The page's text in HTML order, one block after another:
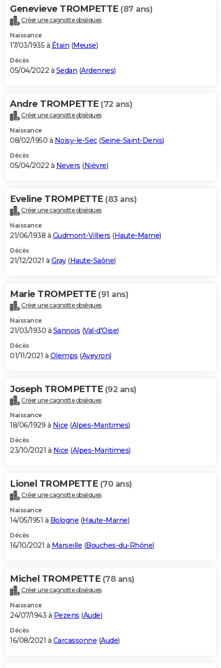
Genevieve TROMPETTE (87 ans)
Créer une cagnotte obsèques
Naissance
17/03/1935 à Étain (Meuse)
Décès
05/04/2022 à Sedan (Ardennes)
Andre TROMPETTE (72 ans)
Créer une cagnotte obsèques
Naissance
08/02/1950 à Noisy-le-Sec(Seine-Saint-Denis)
Décès
05/04/2022 à Nevers (Nièvre)
Eveline TROMPETTE (83 ans)
Créer une cagnotte obsèques
Naissance
21/06/1938 à Gudmont-Villiers (Haute-Marne)
Décès
21/12/2021 à Gray(Haute-Saône)
Marie TROMPETTE (91 ans)
Créer une cagnotte obsèques
Naissance
21/03/1930 à Sannois (Val-d'Oise)
Décès
01/11/2021 à Olemps (Aveyron)
Joseph TROMPETTE (92 ans)
Créer une cagnotte obsèques
Naissance
18/06/1929 à Nice (Alpes-Maritimes)
Décès
23/10/2021 à Nice (Alpes-Maritimes)
Lionel TROMPETTE (70 ans)
Créer une cagnotte obsèques
Naissance
14/05/1951 à Bologne (Haute-Marne)
Décès
16/10/2021 à Marseille (Bouches-du-Rhône)
Michel TROMPETTE (78 ans)
Créer une cagnotte obsèques
Naissance
24/07/1943 à Pezens (Aude)
Décès
16/08/2021 à Carcassonne (Aude)